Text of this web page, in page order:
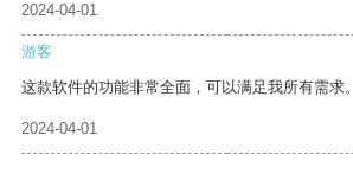
2024-04-01
游客
这款软件的功能非常全面，可以满足我所有需求。
2024-04-01